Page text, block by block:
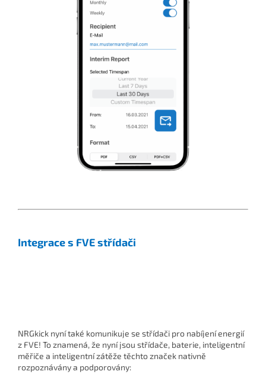
Integrace s FVE střídači
NRGkick nyní také komunikuje se střídači pro nabíjení energií
z FVE! To znamená, že nyní jsou střídače, baterie, inteligentní
měřiče a inteligentní zátěže těchto značek nativně
rozpoznávány a podporovány: